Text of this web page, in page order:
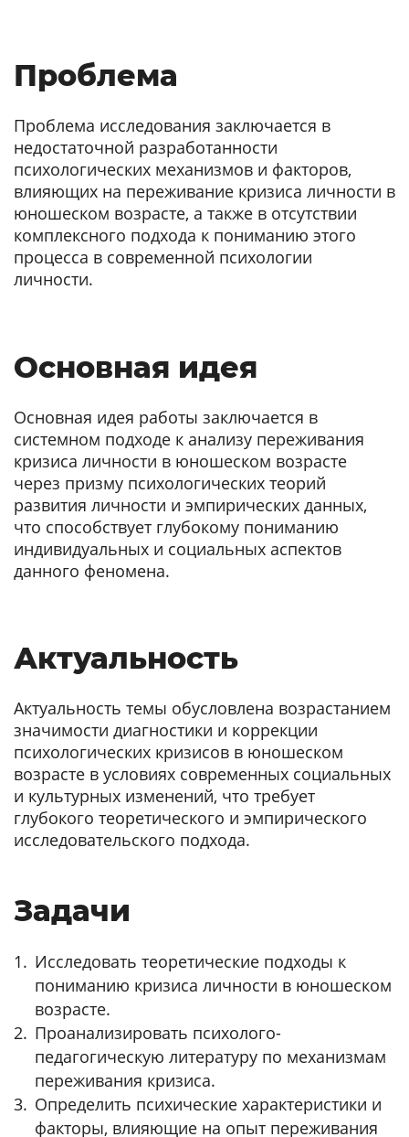
Проблема
Проблема исследования заключается в
недостаточной разработанности
психологических механизмов и факторов,
влияющих на переживание кризиса личности в
юношеском возрасте, а также в отсутствии
комплексного подхода к пониманию этого
процесса в современной психологии
личности.
Основная идея
Основная идея работы заключается в
системном подходе к анализу переживания
кризиса личности в юношеском возрасте
через призму психологических теорий
развития личности и эмпирических данных,
что способствует глубокому пониманию
индивидуальных и социальных аспектов
данного феномена.
Актуальность
Актуальность темы обусловлена возрастанием
значимости диагностики и коррекции
психологических кризисов в юношеском
возрасте в условиях современных социальных
и культурных изменений, что требует
глубокого теоретического и эмпирического
исследовательского подхода.
Задачи
Исследовать теоретические подходы к
пониманию кризиса личности в юношеском
возрасте.
Проанализировать психолого-
педагогическую литературу по механизмам
переживания кризиса.
Определить психические характеристики и
факторы, влияющие на опыт переживания